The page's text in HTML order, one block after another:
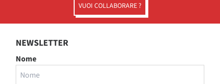
VUOI COLLABORARE ?
NEWSLETTER
Nome